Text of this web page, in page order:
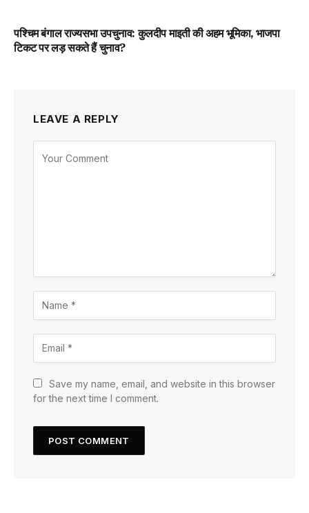
पश्चिम बंगाल राज्यसभा उपचुनाव: कुलदीप माइती की अहम भूमिका, भाजपा
टिकट पर लड़ सकते हैं चुनाव?
LEAVE A REPLY
Save my name, email, and website in this browser
for the next time I comment.